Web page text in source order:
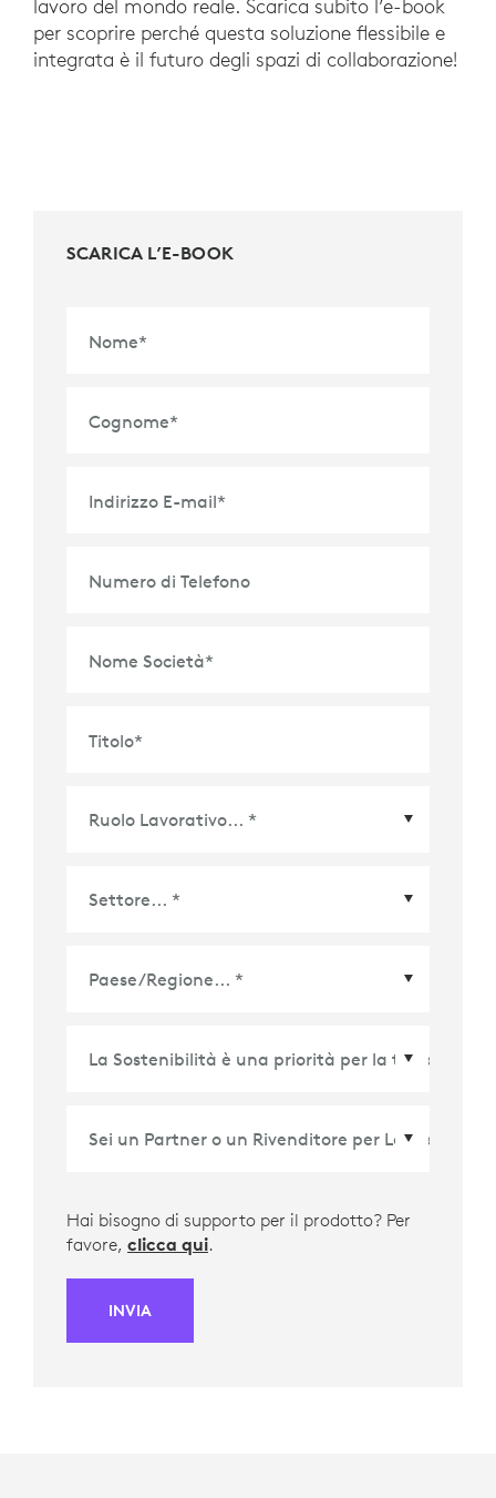
lavoro del mondo reale. Scarica subito l’e-book
per scoprire perché questa soluzione flessibile e
integrata è il futuro degli spazi di collaborazione!
SCARICA L’E-BOOK
Nome*
Cognome*
Indirizzo E-mail*
Numero di Telefono
Nome Società*
Titolo*
Hai bisogno di supporto per il prodotto? Per
favore, clicca qui.
INVIA